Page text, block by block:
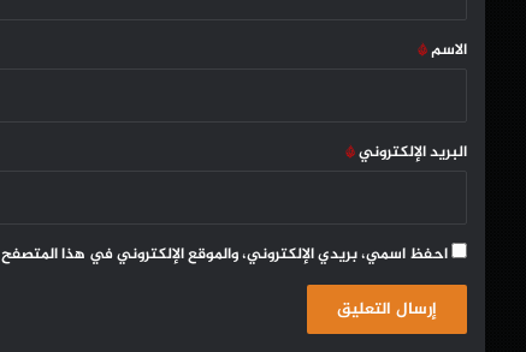
*
الاسم*
البريد الإلكتروني*
احفظ اسمي، بريدي الإلكتروني، والموقع الإلكتروني في هذا